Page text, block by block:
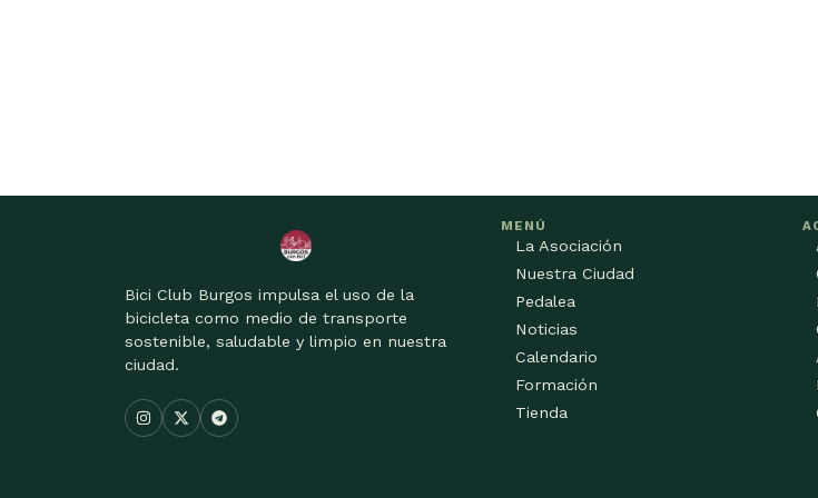
Bici Club Burgos impulsa el uso de la
bicicleta como medio de transporte
sostenible, saludable y limpio en nuestra
ciudad.
MENÚ
La Asociación
Nuestra Ciudad
Pedalea
Noticias
Calendario
Formación
Tienda